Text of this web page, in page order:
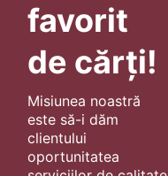
favorit
de cărți!
Misiunea noastră
este să-i dăm
clientului
oportunitatea